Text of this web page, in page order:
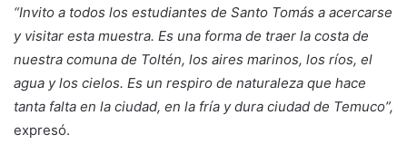
“Invito a todos los estudiantes de Santo Tomás a acercarse
y visitar esta muestra. Es una forma de traer la costa de
nuestra comuna de Toltén, los aires marinos, los ríos, el
agua y los cielos. Es un respiro de naturaleza que hace
tanta falta en la ciudad, en la fría y dura ciudad de Temuco”,
expresó.